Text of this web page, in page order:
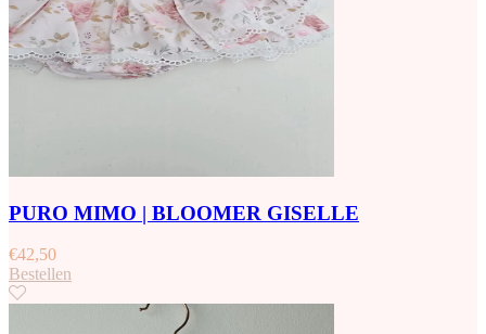
PURO MIMO | BLOOMER GISELLE
€42,50
Bestellen